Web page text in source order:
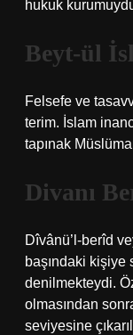
hukuk
Beyt-ül
Felsefe ve
terim. İslam
tapınak
Divanı
Dîvânü’l-berîd
başındaki
denilmekteydi.
olmasından
seviyesine